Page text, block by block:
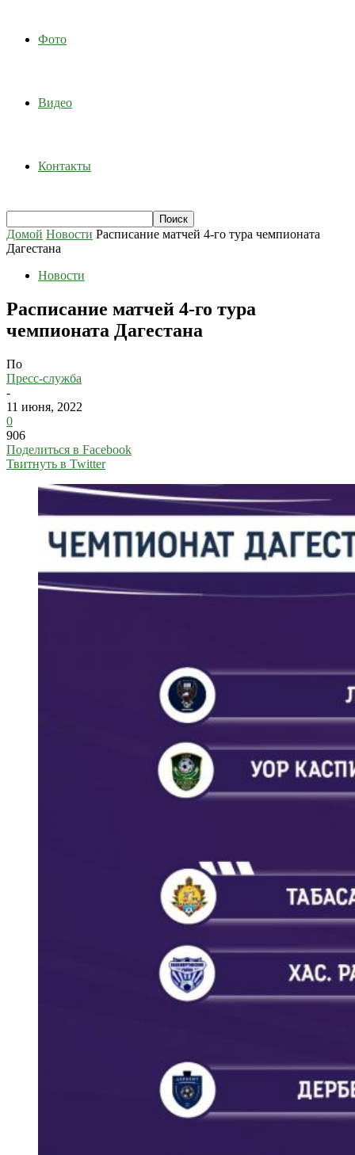
Фото
Видео
Контакты
Домой Новости Расписание матчей 4-го тура чемпионата
Дагестана
Новости
Расписание матчей 4-го тура
чемпионата Дагестана
По
Пресс-служба
-
11 июня, 2022
0
906
Поделиться в Facebook
Твитнуть в Twitter